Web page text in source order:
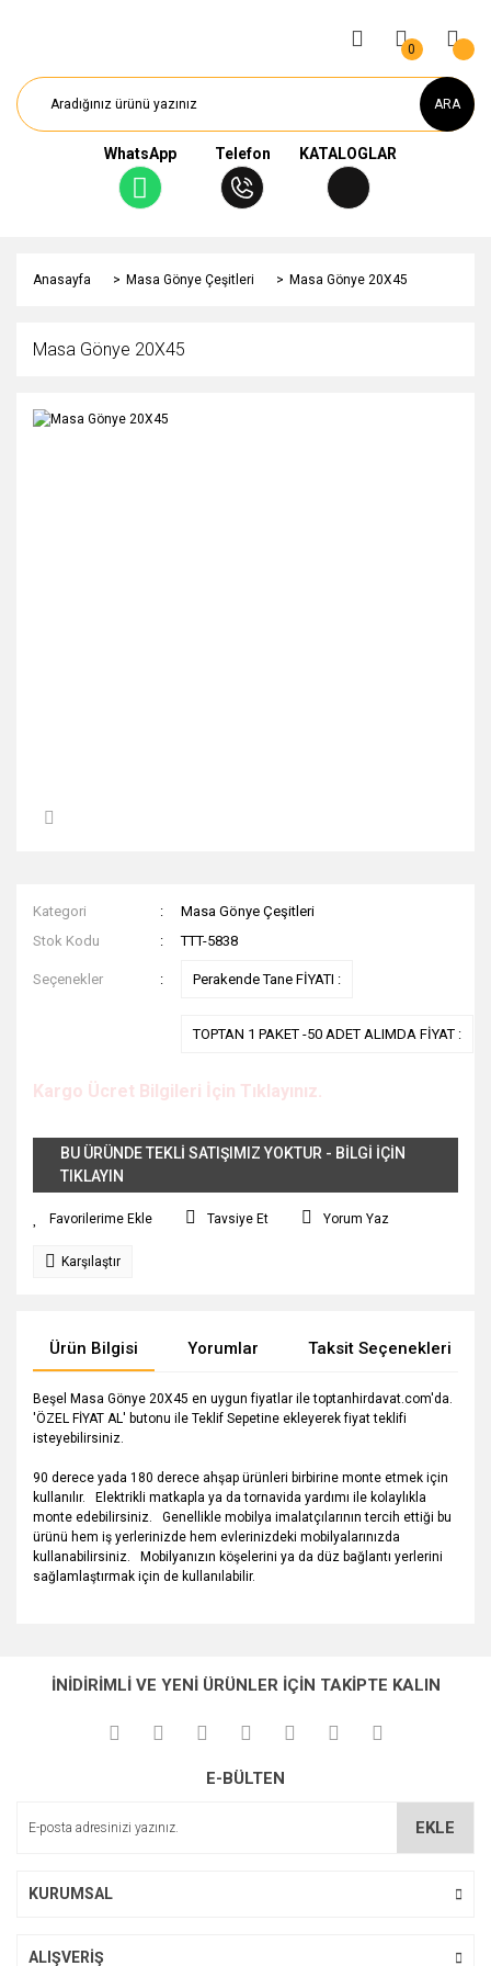
ARA
WhatsApp Telefon KATALOGLAR
0
Anasayfa Masa Gönye Çeşitleri Masa Gönye 20X45
Masa Gönye 20X45
Kategori
Masa Gönye Çeşitleri
Stok Kodu
TTT-5838
Seçenekler Perakende Tane FİYATI :
TOPTAN 1 PAKET -50 ADET ALIMDA FİYAT :
Kargo Ücret Bilgileri İçin Tıklayınız.
BU ÜRÜNDE TEKLİ SATIŞIMIZ YOKTUR - BİLGİ İÇİN
TIKLAYIN
Tavsiye Et Yorum Yaz
Karşılaştır
Ürün Bilgisi Yorumlar Taksit Seçenekleri
Beşel Masa Gönye 20X45 en uygun fiyatlar ile toptanhirdavat.com'da.
'ÖZEL FİYAT AL' butonu ile Teklif Sepetine ekleyerek fiyat teklifi
isteyebilirsiniz.
90 derece yada 180 derece ahşap ürünleri birbirine monte etmek için
kullanılır. Elektrikli matkapla ya da tornavida yardımı ile kolaylıkla
monte edebilirsiniz. Genellikle mobilya imalatçılarının tercih ettiği bu
ürünü hem iş yerlerinizde hem evlerinizdeki mobilyalarınızda
kullanabilirsiniz. Mobilyanızın köşelerini ya da düz bağlantı yerlerini
sağlamlaştırmak için de kullanılabilir.
Yorum Yaz
kullanarak tarafımıza iletebilirsiniz.
Görüş ve önerileriniz için teşekkür ederiz.
Ürün açıklamasında eksik bilgiler bulunuyor.
İNİDİRİMLİ VE YENİ ÜRÜNLER İÇİN TAKİPTE KALIN
E-BÜLTEN
EKLE
KURUMSAL
ALIŞVERİŞ